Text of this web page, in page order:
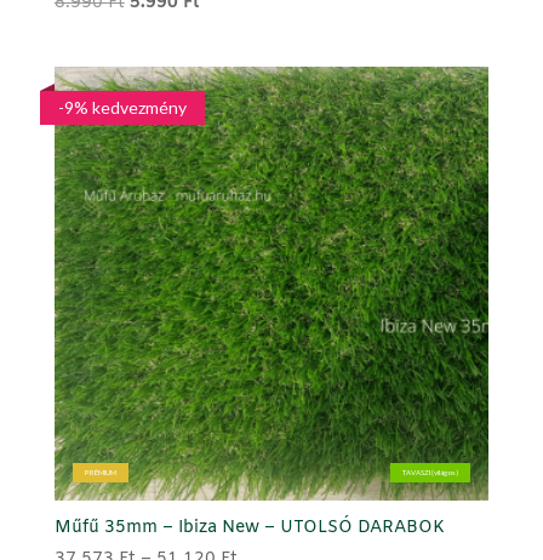
8.990 Ft.5.990 Ft.
PRÉMIUM TAVASZI (világos)
-9% kedvezmény
Műfű 35mm – Ibiza New – UTOLSÓ DARABOK